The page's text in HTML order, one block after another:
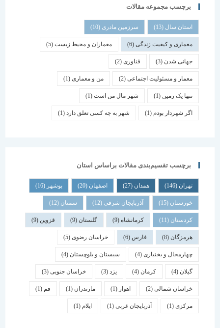
برچسب مجموعه مقالات
استان سال(13) سرزمین مادری(10)
معماری و کیفیت زندگی(6) معماران و محیط زیست(5)
جهانی شدن(3) فناوری (2)
معمار و مسئولیت اجتماعی (2) من و معماری (1)
تنها یک زمین(1) شهر مال من است(1)
اگر شهردار بودم (1) شهر به چه کسی تعلق دارد(1)
برچسب تقسیم‌بندی مقالات براساس استان
همدان اصفهان (20) بوشهر
خوزستان(15) آذربایجان شرقی(12) سمنان (12)
کردستان(11) کرمانشاه(9) گلستان (9) قزوین
هرمزگان(8) فارس خراسان رضوی(5)
چهارمحال و بختیاری (4) سیستان و بلوچستان(4)
کرمان یزد خراسان جنوبی(3)
خراسان شمالی(2) اهواز مازندران(1) قم
(1) آذربایجان غربی(1) ایلام